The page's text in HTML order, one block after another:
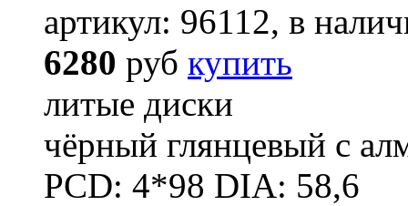
артикул: 96112, в
6280 руб купить
литые диски
чёрный глянцевый с
PCD: 4*98 DIA: 58,6